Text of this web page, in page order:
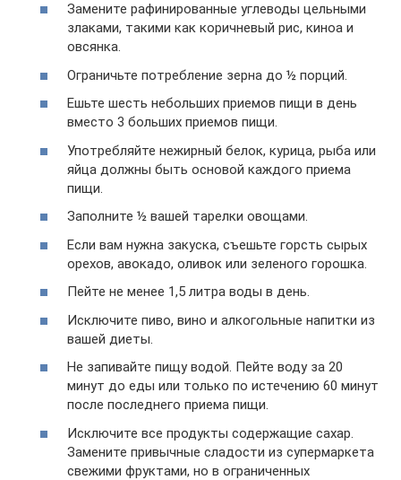
Замените рафинированные углеводы цельными
злаками, такими как коричневый рис, киноа и
овсянка.
Ограничьте потребление зерна до ½ порций.
Ешьте шесть небольших приемов пищи в день
вместо 3 больших приемов пищи.
Употребляйте нежирный белок, курица, рыба или
яйца должны быть основой каждого приема
пищи.
Заполните ½ вашей тарелки овощами.
Если вам нужна закуска, съешьте горсть сырых
орехов, авокадо, оливок или зеленого горошка.
Пейте не менее 1,5 литра воды в день.
Исключите пиво, вино и алкогольные напитки из
вашей диеты.
Не запивайте пищу водой. Пейте воду за 20
минут до еды или только по истечению 60 минут
после последнего приема пищи.
Исключите все продукты содержащие сахар.
Замените привычные сладости из супермаркета
свежими фруктами, но в ограниченных